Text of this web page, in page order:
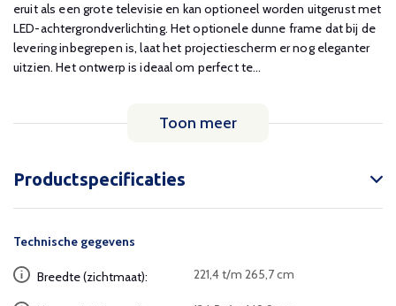
eruit als een grote televisie en kan optioneel worden uitgerust met
LED-achtergrondverlichting. Het optionele dunne frame dat bij de
levering inbegrepen is, laat het projectiescherm er nog eleganter
uitzien. Het ontwerp is ideaal om perfect te...
Toon meer
Productspecificaties
Technische gegevens
Breedte (zichtmaat): 221,4 t/m 265,7 cm